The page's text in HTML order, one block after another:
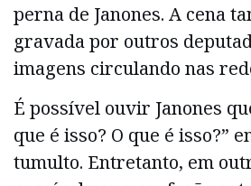
perna de Janones. A cena
gravada por outros
imagens circulando nas
É possível ouvir Janones
que é isso? O que é isso?”
tumulto. Entretanto, em